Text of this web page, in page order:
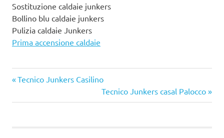
Sostituzione caldaie junkers
Bollino blu caldaie junkers
Pulizia caldaie Junkers
Prima accensione caldaie
Navigazione
articoli
Articolo
Tecnico Junkers Casilino
Articolo
successivo:
Tecnico Junkers casal Palocco